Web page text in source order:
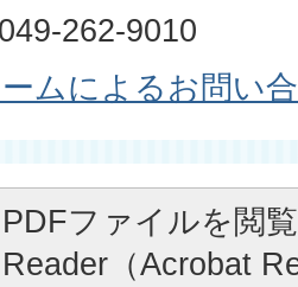
262-9010
ムによるお問い
PDFファイルを閲
Reader（Acrobat